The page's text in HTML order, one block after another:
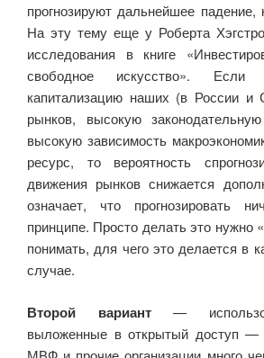
прогнозируют дальнейшее падение,
На эту тему еще у Роберта
исследования в книге
свободное искусство». Если
капитализацию наших (в России
рынков, высокую
высокую зависимость
ресурс, то вероятность
движения рынков снижается
означает, что прогнозировать
принципе. Просто делать это нужно
понимать, для чего это делается в
случае.
Второй вариант—
выложенные в открытый доступ —